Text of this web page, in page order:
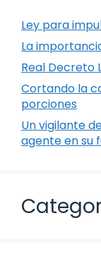
Ley para
La
Real Decreto
Cortando la
porciones
Un vigilante
agente en su